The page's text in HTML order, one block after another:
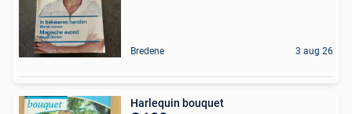
Bredene 3 aug 26
Harlequin bouquet